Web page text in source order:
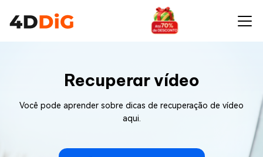
Recuperar vídeo
Você pode aprender sobre dicas de recuperação de vídeo
aqui.